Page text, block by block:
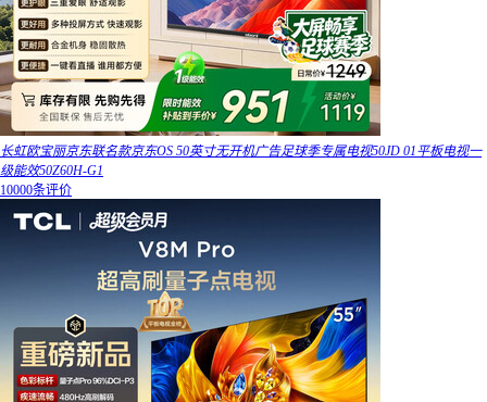
长虹欧宝丽京东联名款京东OS 50英寸无开机广告足球季专属电视50JD 01平板电视一
级能效50Z60H-G1
10000条评价